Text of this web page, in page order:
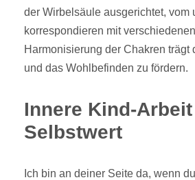
der Wirbelsäule ausgerichtet, vom
korrespondieren mit
Harmonisierung der Chakren
und das Wohlbefinden zu fördern.
Innere Kind-
Selbstwert
Ich bin an deiner Seite da, wenn